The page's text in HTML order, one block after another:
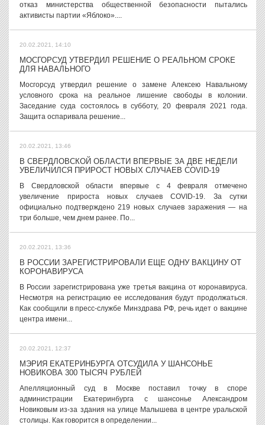
отказ министерства общественной безопасности пытались
активисты партии «Яблоко»....
20.02.2021, 14:10
МОСГОРСУД УТВЕРДИЛ РЕШЕНИЕ О РЕАЛЬНОМ СРОКЕ
ДЛЯ НАВАЛЬНОГО
Мосгорсуд утвердил решение о замене Алексею Навальному
условного срока на реальное лишение свободы в колонии.
Заседание суда состоялось в субботу, 20 февраля 2021 года.
Защита оспаривала решение...
20.02.2021, 13:46
В СВЕРДЛОВСКОЙ ОБЛАСТИ ВПЕРВЫЕ ЗА ДВЕ НЕДЕЛИ
УВЕЛИЧИЛСЯ ПРИРОСТ НОВЫХ СЛУЧАЕВ COVID-19
В Свердловской области впервые с 4 февраля отмечено
увеличение прироста новых случаев COVID-19. За сутки
официально подтверждено 219 новых случаев заражения — на
три больше, чем днем ранее. По...
20.02.2021, 13:36
В РОССИИ ЗАРЕГИСТРИРОВАЛИ ЕЩЕ ОДНУ ВАКЦИНУ ОТ
КОРОНАВИРУСА
В России зарегистрирована уже третья вакцина от коронавируса.
Несмотря на регистрацию ее исследования будут продолжаться.
Как сообщили в пресс-службе Минздрава РФ, речь идет о вакцине
центра имени...
20.02.2021, 12:37
МЭРИЯ ЕКАТЕРИНБУРГА ОТСУДИЛА У ШАНСОНЬЕ
НОВИКОВА 300 ТЫСЯЧ РУБЛЕЙ
Апелляционный суд в Москве поставил точку в споре
администрации Екатеринбурга с шансонье Александром
Новиковым из-за здания на улице Малышева в центре уральской
столицы. Как говорится в определении...